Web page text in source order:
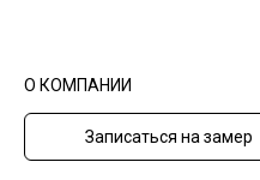
О КОМПАНИИ
Записаться на замер